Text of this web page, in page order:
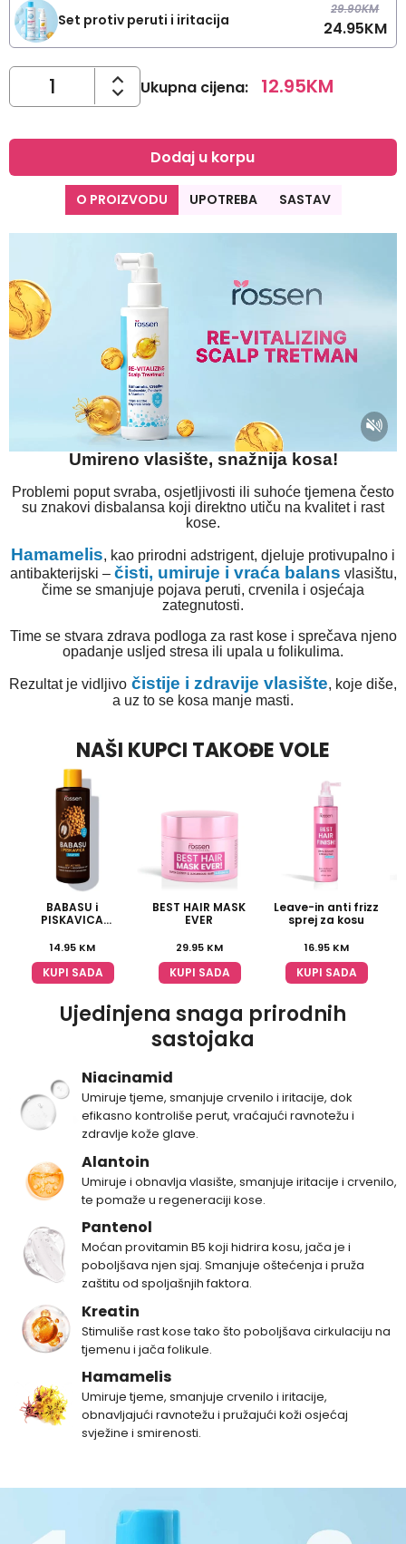
Set protiv peruti i iritacija
29.90KM
24.95KM
Ukupna cijena: 12.95KM
Dodaj u korpu
O PROIZVODU UPOTREBA SASTAV
Umireno vlasište, snažnija kosa!
Problemi poput svraba, osjetljivosti ili suhoće tjemena često
su znakovi disbalansa koji direktno utiču na kvalitet i rast
kose.
Hamamelis, kao prirodni adstrigent, djeluje protivupalno i
antibakterijski – čisti, umiruje i vraća balans vlasištu,
čime se smanjuje pojava peruti, crvenila i osjećaja
zategnutosti.
Time se stvara zdrava podloga za rast kose i sprečava njeno
opadanje usljed stresa ili upala u folikulima.
Rezultat je vidljivo čistije i zdravije vlasište, koje diše,
a uz to se kosa manje masti.
NAŠI KUPCI TAKOĐE VOLE
BABASU i
PISKAVICA
šampon
14.95 KM
KUPI SADA
BEST HAIR MASK
EVER
29.95 KM
KUPI SADA
Leave-in anti frizz
sprej za kosu
16.95 KM
KUPI SADA
Ujedinjena snaga prirodnih
sastojaka
Niacinamid
Umiruje tjeme, smanjuje crvenilo i iritacije, dok
efikasno kontroliše perut, vraćajući ravnotežu i
zdravlje kože glave.
Alantoin
Umiruje i obnavlja vlasište, smanjuje iritacije i crvenilo,
te pomaže u regeneraciji kose.
Pantenol
Moćan provitamin B5 koji hidrira kosu, jača je i
poboljšava njen sjaj. Smanjuje oštećenja i pruža
zaštitu od spoljašnjih faktora.
Kreatin
Stimuliše rast kose tako što poboljšava cirkulaciju na
tjemenu i jača folikule.
Hamamelis
Umiruje tjeme, smanjuje crvenilo i iritacije,
obnavljajući ravnotežu i pružajući koži osjećaj
svježine i smirenosti.